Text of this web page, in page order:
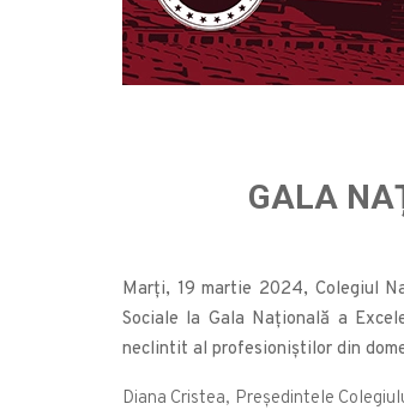
GALA
Marţi, 19 martie 2024, Colegiul
Sociale la Gala Naţională a
neclintit al profesioniștilor din
Diana Cristea, Președintele